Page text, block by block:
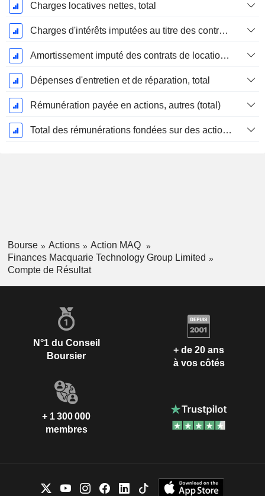
Charges locatives nettes, total
Charges d'intérêts imputées au titre des contrats de location
Amortissement imputé des contrats de location simple
Dépenses d'entretien et de réparation, total
Rémunération payée en actions, autres (total)
Total des rémunérations fondées sur des actions
Bourse Actions
Action MAQ
Finances Macquarie Technology Group Limited
Compte de Résultat
N°1 du Conseil
Boursier
+ de 20 ans
à vos côtés
+ 1 300 000
membres